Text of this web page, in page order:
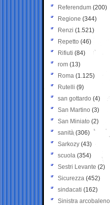
Referendum (200)
Regione (344)
Renzi (1.521)
Repetto (46)
Rifiuti (84)
rom (13)
Roma (1.125)
Rutelli (9)
san gottardo (4)
San Martino (3)
San Miniato (2)
sanità (306)
Sarkozy (43)
scuola (354)
Sestri Levante (2)
Sicurezza (452)
sindacati (162)
Sinistra arcobaleno